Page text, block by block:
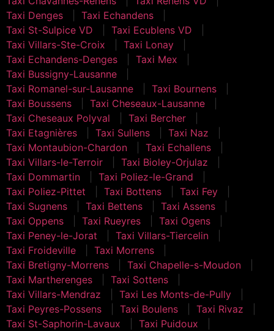
Taxi Denges
Taxi Echandens
Taxi St-Sulpice VD
Taxi Ecublens VD
Taxi Villars-Ste-Croix
Taxi Lonay
Taxi Echandens-Denges
Taxi Mex
Taxi Bussigny-Lausanne
Taxi Romanel-sur-Lausanne
Taxi Bournens
Taxi Boussens
Taxi Cheseaux-Lausanne
Taxi Cheseaux Polyval
Taxi Bercher
Taxi Etagnières
Taxi Sullens
Taxi Naz
Taxi Montaubion-Chardon
Taxi Echallens
Taxi Villars-le-Terroir
Taxi Bioley-Orjulaz
Taxi Dommartin
Taxi Poliez-le-Grand
Taxi Poliez-Pittet
Taxi Bottens
Taxi Fey
Taxi Sugnens
Taxi Bettens
Taxi Assens
Taxi Oppens
Taxi Rueyres
Taxi Ogens
Taxi Peney-le-Jorat
Taxi Villars-Tiercelin
Taxi Froideville
Taxi Morrens
Taxi Bretigny-Morrens
Taxi Chapelle-s-Moudon
Taxi Martherenges
Taxi Sottens
Taxi Villars-Mendraz
Taxi Les Monts-de-Pully
Taxi Peyres-Possens
Taxi Boulens
Taxi Rivaz
Taxi St-Saphorin-Lavaux
Taxi Puidoux